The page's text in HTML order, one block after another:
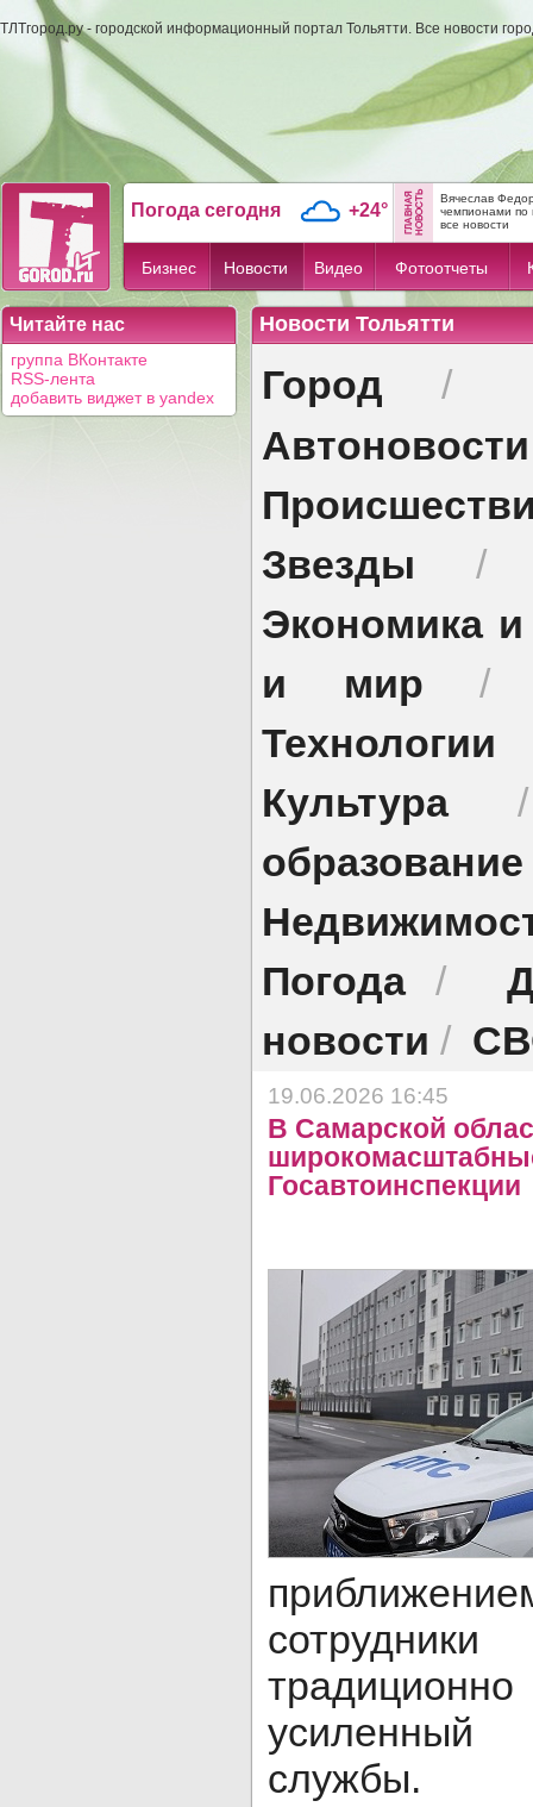
ТЛТгород.ру - городской информационный портал Тольятти. Все новости
Погода сегодня +24°
Вячеслав
чемпионами по
все новости
Бизнес Новости Видео Фотоотчеты
Читайте нас
группа ВКонтакте
RSS-лента
добавить виджет в yandex
Новости Тольятти
Город /
Автоновости
Звезды
Экономика
и мир
Технологии
Культура
образование
Погода/
новости /
19.06.2026 16:45
В Самарской
Госавтоинспекции
усиленный
службы.